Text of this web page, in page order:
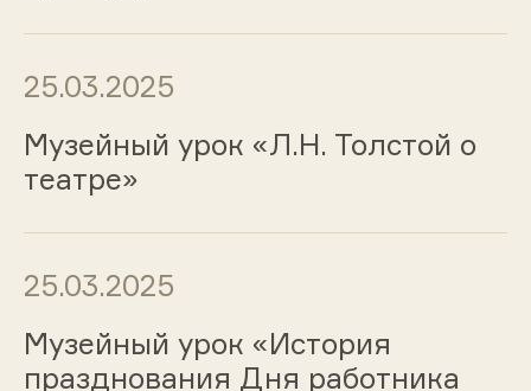
25.03.2025
Музейный урок «Л.Н. Толстой о
театре»
25.03.2025
Музейный урок «История
празднования Дня работника